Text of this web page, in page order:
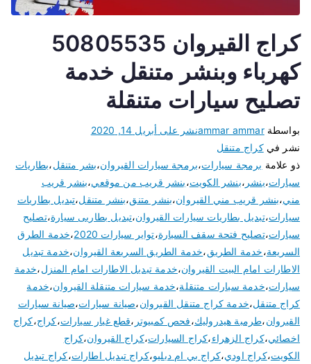
كراج القيروان 50805535
كهرباء وبنشر متنقل خدمة
تصليح سيارات متنقلة
بواسطةammar ammarنشر على أبريل 14, 2020
نشر فيكراج متنقل
ذو علامة برمجة سيارات،برمجة سيارات القيروان،بشر متنقل،بطاريات
سيارات،بنشر ،بنشر الكويت،بنشر قريب من موقعي،بنشر قريب
مني،بنشر قريب مني القيروان،بنشر متنق،بنشر متنقل،تبديل بطاريات
سيارات،تبديل بطاريات سيارات القيروان،تبديل بطاريى سيارة،تصليح
سيارات،تصليح فتحة سقف السيارة،تواير سيارات 2020 ،خدمة الطرق
السريعة،خدمة الطريق،خدمة الطريق السريعة القيروان،خدمة تبديل
الاطارات امام البيت القيروان،خدمة تبديل الاطارات امام المنزل،خدمة
سيارات،خدمة سيارات متنقلة،خدمة سيارات متنقلة القيروان،خدمة
كراج متنقل،خدمة كراج متنقل القيروان،صيانة سيارات،صيانة سيارات
القيروان،طرمبة هيدروليك،فحص كمبيوتر ،قطع غيار سيارات،كراج،كراج
اخصائي،كراج الزهراء،كراج السيارات،كراج القيروان،كراج
الكويت،كراج اودي،كراج بي ام دبليو،كراج تبديل اطارات،كراج تبديل